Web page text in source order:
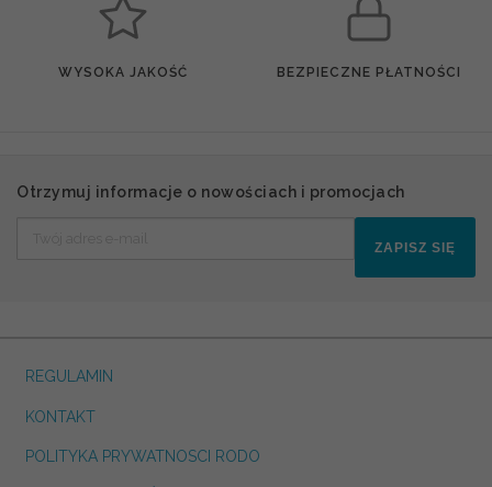
WYSOKA JAKOŚĆ BEZPIECZNE PŁATNOŚCI
Otrzymuj informacje o nowościach i promocjach
ZAPISZ SIĘ
REGULAMIN
KONTAKT
POLITYKA PRYWATNOSCI RODO